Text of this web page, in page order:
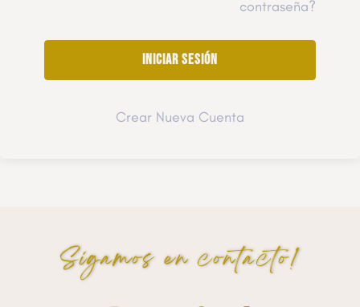
contraseña?
Crear Nueva Cuenta
Sigamos en contacto!